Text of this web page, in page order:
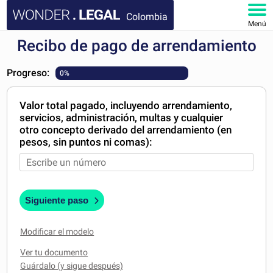
Colombia
Menú
INICIO
DOCUMENTOS
FAQ
MI CUENTA
Recibo de pago de arrendamiento
Progreso: 0%
Valor total pagado, incluyendo arrendamiento,
servicios, administración, multas y cualquier
otro concepto derivado del arrendamiento (en
pesos, sin puntos ni comas):
Siguiente paso
Modificar el modelo
Ver tu documento